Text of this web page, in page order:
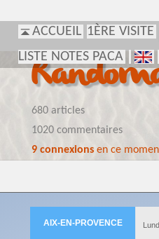
ACCUEIL 1ÈRE VISITE
LISTE NOTES PACA
680 articles
1020 commentaires
9 connexionsen ce